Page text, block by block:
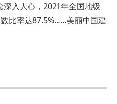
深入人心，2021年全国地级
比率达87.5%……美丽中国建